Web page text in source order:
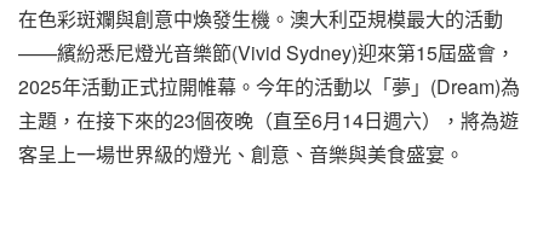
在色彩斑斕與創意中煥發生機。澳大利亞規模最大的活動
——繽紛悉尼燈光音樂節(Vivid Sydney)迎來第15屆盛會，
2025年活動正式拉開帷幕。今年的活動以「夢」(Dream)為
主題，在接下來的23個夜晚（直至6月14日週六），將為遊
客呈上一場世界級的燈光、創意、音樂與美食盛宴。